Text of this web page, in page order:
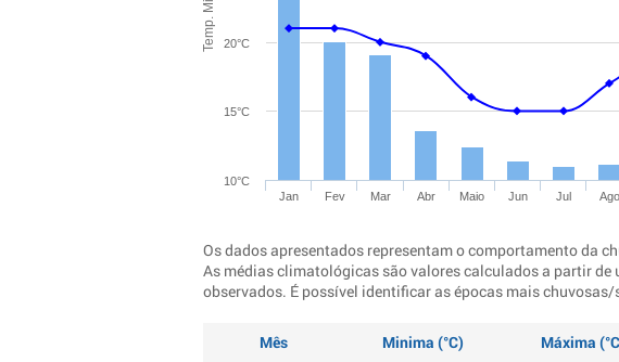
Jan Fev Mar Abr Maio Jun Jul Ago
10°C
15°C
20°C
Os dados apresentados representam o comportamento da
As médias climatológicas são valores calculados a partir de
observados. É possível identificar as épocas mais
Mês Minima (°C) Máxima